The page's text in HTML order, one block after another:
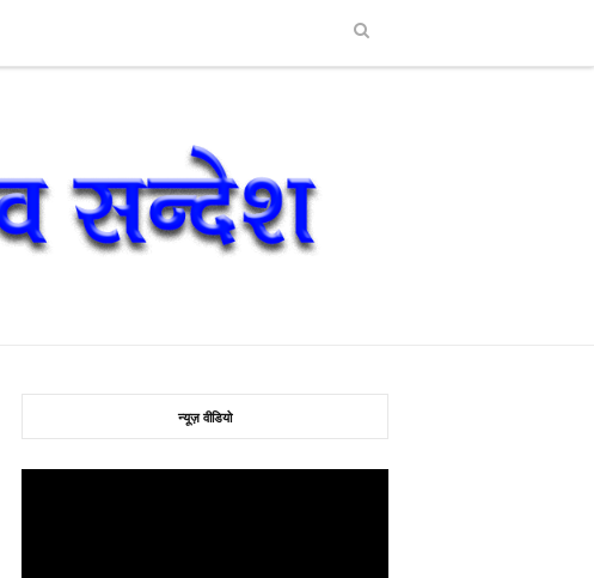
न्यूज़ वीडियो